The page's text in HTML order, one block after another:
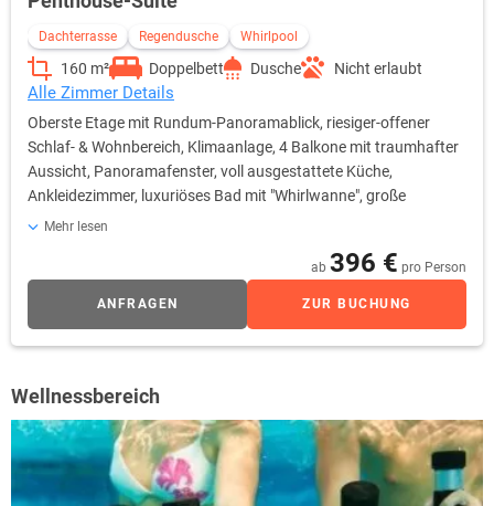
Dachterrasse Regendusche Whirlpool
160 m² Doppelbett Dusche Nicht erlaubt
Alle Zimmer Details
Oberste Etage mit Rundum-Panoramablick, riesiger-offener
Schlaf- & Wohnbereich, Klimaanlage, 4 Balkone mit traumhafter
Aussicht, Panoramafenster, voll ausgestattete Küche,
Ankleidezimmer, luxuriöses Bad mit "Whirlwanne", große
Flatscreen-TVs im Wohn- & Schlafbereich, Wohnbereich mit
Mehr lesen
ab 396 € pro Person
ANFRAGEN ZUR BUCHUNG
Wellnessbereich